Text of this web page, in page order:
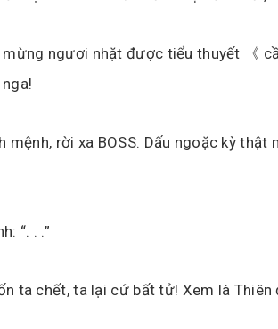
ngươi nhặt được tiểu thuyết 《
rời xa BOSS. Dấu ngoặc kỳ thật
“. . .”
ta chết, ta lại cứ bất tử! Xem là Thiên